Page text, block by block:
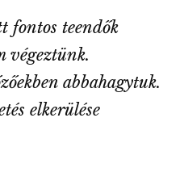
fontos teendők
végeztünk.
abbahagytuk.
elkerülése